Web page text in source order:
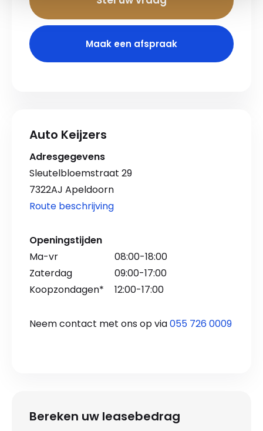
Maak een afspraak
Auto Keijzers
Adresgegevens
Sleutelbloemstraat 29
7322AJ Apeldoorn
Route beschrijving
Openingstijden
Ma-vr
08:00-18:00
Zaterdag
09:00-17:00
Koopzondagen*
12:00-17:00
Neem contact met ons op via055 726 0009
Bereken uw leasebedrag